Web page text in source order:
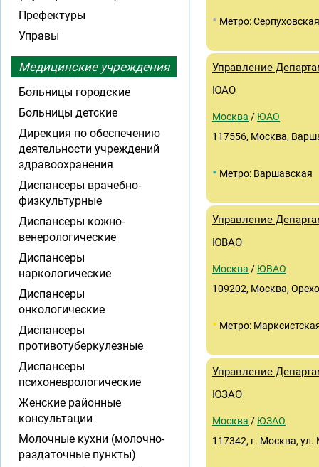
• Метро: Серпуховская
Управление
ЮАО
Москва / ЮАО
117556, Москва,
• Метро: Варшавская
Управление
ЮВАО
Москва / ЮВАО
109202, Москва,
• Метро:
Управление
ЮЗАО
Москва / ЮЗАО
117342, г. Москва,
Префектуры
Управы
Медицинские учреждения
Больницы городские
Больницы детские
Дирекция по обеспечению
деятельности учреждений
здравоохранения
Диспансеры врачебно-
физкультурные
Диспансеры кожно-
венерологические
Диспансеры
наркологические
Диспансеры
онкологические
Диспансеры
противотуберкулезные
Диспансеры
психоневрологические
Женские районные
консультации
Молочные кухни (молочно-
раздаточные пункты)